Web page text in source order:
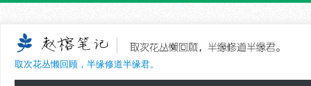
取次花丛懒回顾，半缘修道半缘君。